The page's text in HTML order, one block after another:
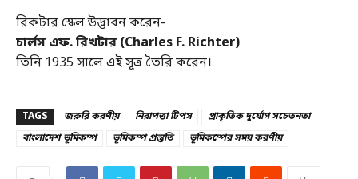
রিকটার স্কেল উদ্ভাবন করেন-
চার্লস এফ. রিখটার (Charles F. Richter)
তিনি 1935 সালে এই সূত্র তৈরি করেন।
TAGS জরুরি করণীয় নিরাপত্তা টিপস
প্রাকৃতিক দুর্যোগ সচেতনতা
বাংলাদেশ ভূমিকম্প
ভূমিকম্প প্রস্তুতি ভূমিকম্পের সময় করণীয়